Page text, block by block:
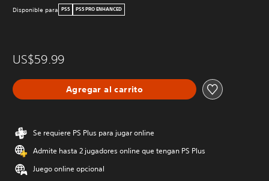
Disponible para PS5 PS5 PRO ENHANCED
US$59.99
Agregar al carrito
Se requiere PS Plus para jugar online
Admite hasta 2 jugadores online que tengan PS Plus
Juego online opcional